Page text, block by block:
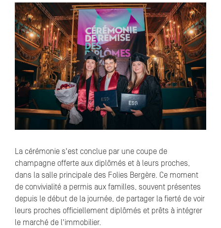
La cérémonie s'est conclue par une coupe de
champagne offerte aux diplômés et à leurs proches,
dans la salle principale des Folies Bergère. Ce moment
de convivialité a permis aux familles, souvent présentes
depuis le début de la journée, de partager la fierté de voir
leurs proches officiellement diplômés et prêts à intégrer
le marché de l'immobilier.